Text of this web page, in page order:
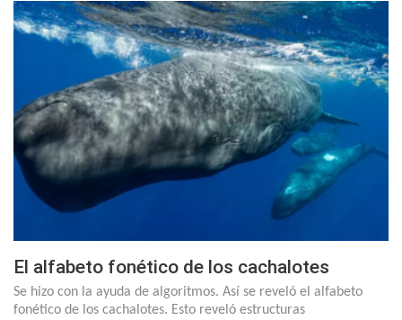
El alfabeto fonético de los cachalotes
Se hizo con la ayuda de algoritmos. Así se reveló el alfabeto
fonético de los cachalotes. Esto reveló estructuras